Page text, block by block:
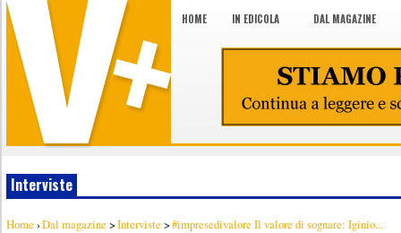
HOME IN EDICOLA DAL MAGAZINE
Interviste
Home ›Dal magazine >Interviste >#impresedivalore Il valore di sognare: Iginio...